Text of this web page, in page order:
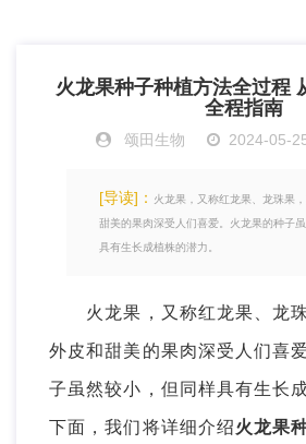
火龙果种子种植方法全过程
全程指南
颂田生物 2024-05-
[导读]：
火龙果，又称红龙果、龙珠果
甜美的果肉深受人们喜爱。火龙果的种子
具有生长成植株的潜力。
火龙果，又称红龙果、龙珠
外皮和甜美的果肉深受人们喜
子虽然较小，但同样具有生长
下面，我们将详细介绍火龙果